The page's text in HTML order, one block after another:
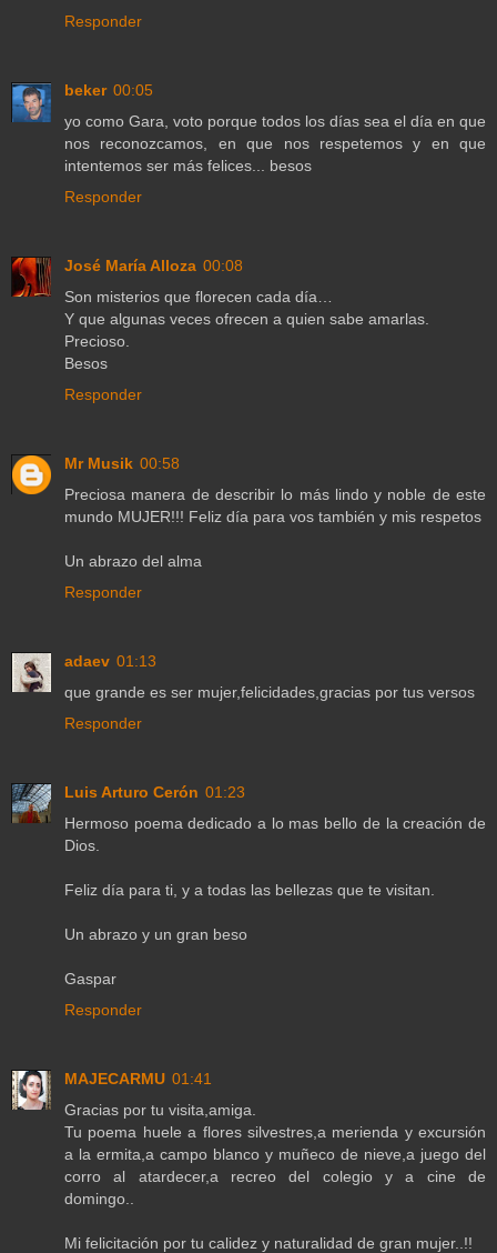
Responder
beker 00:05
yo como Gara, voto porque todos los días sea el día en que
nos reconozcamos, en que nos respetemos y en que
intentemos ser más felices... besos
Responder
José María Alloza 00:08
Son misterios que florecen cada día…
Y que algunas veces ofrecen a quien sabe amarlas.
Precioso.
Besos
Responder
Mr Musik 00:58
Preciosa manera de describir lo más lindo y noble de este
mundo MUJER!!! Feliz día para vos también y mis respetos
Un abrazo del alma
Responder
adaev 01:13
que grande es ser mujer,felicidades,gracias por tus versos
Responder
Luis Arturo Cerón 01:23
Hermoso poema dedicado a lo mas bello de la creación de
Dios.
Feliz día para ti, y a todas las bellezas que te visitan.
Un abrazo y un gran beso
Gaspar
Responder
MAJECARMU 01:41
Gracias por tu visita,amiga.
Tu poema huele a flores silvestres,a merienda y excursión
a la ermita,a campo blanco y muñeco de nieve,a juego del
corro al atardecer,a recreo del colegio y a cine de
domingo..
Mi felicitación por tu calidez y naturalidad de gran mujer..!!